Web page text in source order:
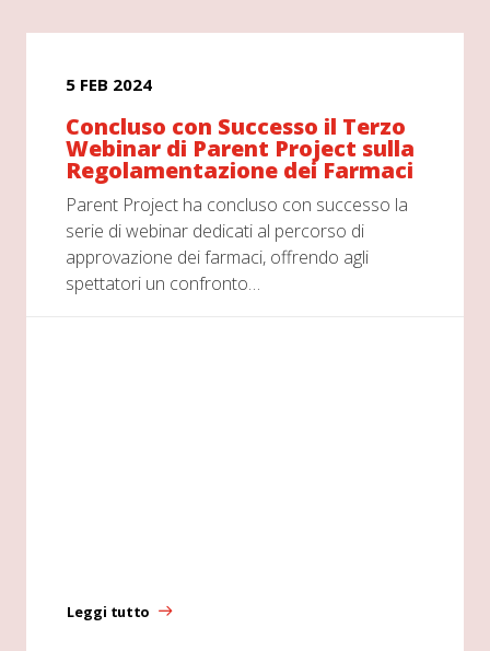
5 FEB 2024
Concluso con Successo il Terzo
Webinar di Parent Project sulla
Regolamentazione dei Farmaci
Parent Project ha concluso con successo la
serie di webinar dedicati al percorso di
approvazione dei farmaci, offrendo agli
spettatori un confronto…
Leggi tutto